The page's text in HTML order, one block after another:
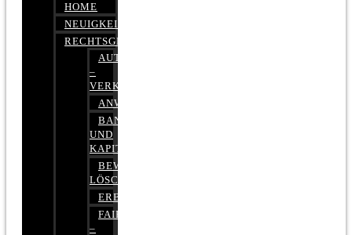
HOME
NEUIGKEITEN
RECHTSGEBIETE
AUTOBETRUG
–
VERKEHRSRECHT
ANWALTSHAFTUNGSRECHT
BANK-
UND
KAPITALMARKTRECHT
BEWERTUNGEN
LÖSCHEN
ERBRECHT
FAIRMIETEN
–